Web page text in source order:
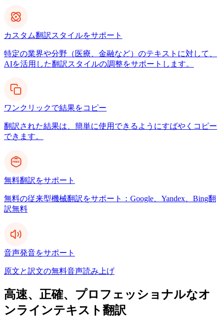
カスタム翻訳スタイルをサポート
特定の業界や分野（医療、金融など）のテキストに対して、
AIを活用した翻訳スタイルの調整をサポートします。
ワンクリックで結果をコピー
翻訳された結果は、簡単に使用できるようにすばやくコピー
できます。
無料翻訳をサポート
無料の従来型機械翻訳をサポート：Google、Yandex、Bing翻
訳無料
音声発音をサポート
原文と訳文の無料音声読み上げ
高速、正確、プロフェッショナルなオ
ンラインテキスト翻訳